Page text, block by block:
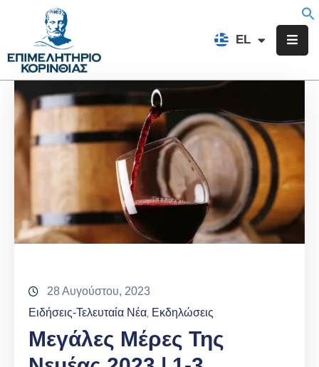
EL
FR
Επιμελητήριο
Ενημέρωση
Υπηρεσίες
Προγράμματα
Εκδηλώσεις
28 Αυγούστου, 2023
Ειδήσεις-Τελευταία Νέα‚ Εκδηλώσεις
Μεγάλες Μέρες Της